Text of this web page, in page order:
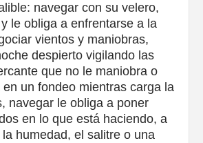
navegar con su velero,
le obliga a enfrentarse a la
vientos y maniobras,
despierto vigilando las
que no le maniobra o
un fondeo mientras carga la
navegar le obliga a poner
en lo que está haciendo, a
humedad, el salitre o una